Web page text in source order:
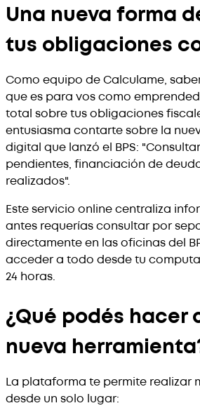
Una nueva forma
tus obligaciones
Como equipo de Calculame,
que es para vos como
total sobre tus obligaciones
entusiasma contarte sobre la
digital que lanzó el BPS:
pendientes, financiación de
realizados".
Este servicio online centraliza
antes requerías consultar por
directamente en las oficinas del
acceder a todo desde tu
24 horas.
¿Qué podés hacer
nueva
La plataforma te permite realizar
desde un solo lugar: